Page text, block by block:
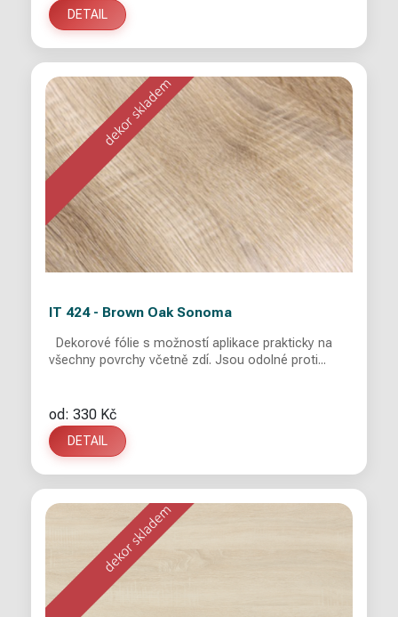
DETAIL
IT 424 - Brown Oak Sonoma
Dekorové fólie s možností aplikace prakticky na
všechny povrchy včetně zdí. Jsou odolné proti...
od: 330 Kč
DETAIL